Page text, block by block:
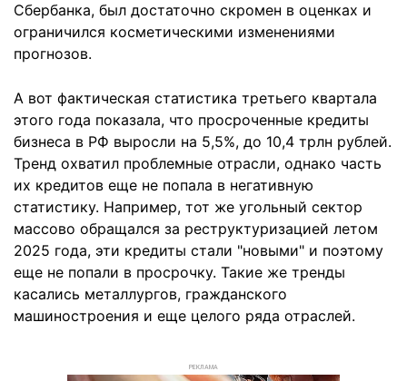
Сбербанка, был достаточно скромен в оценках и
ограничился косметическими изменениями
прогнозов.
А вот фактическая статистика третьего квартала
этого года показала, что просроченные кредиты
бизнеса в РФ выросли на 5,5%, до 10,4 трлн рублей.
Тренд охватил проблемные отрасли, однако часть
их кредитов еще не попала в негативную
статистику. Например, тот же угольный сектор
массово обращался за реструктуризацией летом
2025 года, эти кредиты стали "новыми" и поэтому
еще не попали в просрочку. Такие же тренды
касались металлургов, гражданского
машиностроения и еще целого ряда отраслей.
РЕКЛАМА